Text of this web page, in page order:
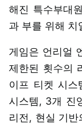
해진 특수부대
과 부를 위해 치
게임은 언리얼
제한된 횟수의
이프 티켓 시스
시스템, 3개 진
리전, 현실 기